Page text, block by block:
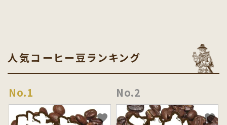
人気コーヒー豆ランキング
favorite favorite